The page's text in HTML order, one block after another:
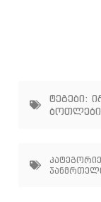
ტეგები:
ბოთლები